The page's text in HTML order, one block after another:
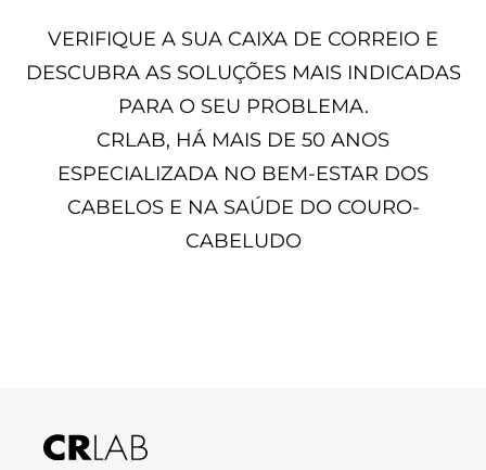
VERIFIQUE A SUA CAIXA DE CORREIO E
DESCUBRA AS SOLUÇÕES MAIS INDICADAS
PARA O SEU PROBLEMA.
CRLAB, HÁ MAIS DE 50 ANOS
ESPECIALIZADA NO BEM-ESTAR DOS
CABELOS E NA SAÚDE DO COURO-
CABELUDO